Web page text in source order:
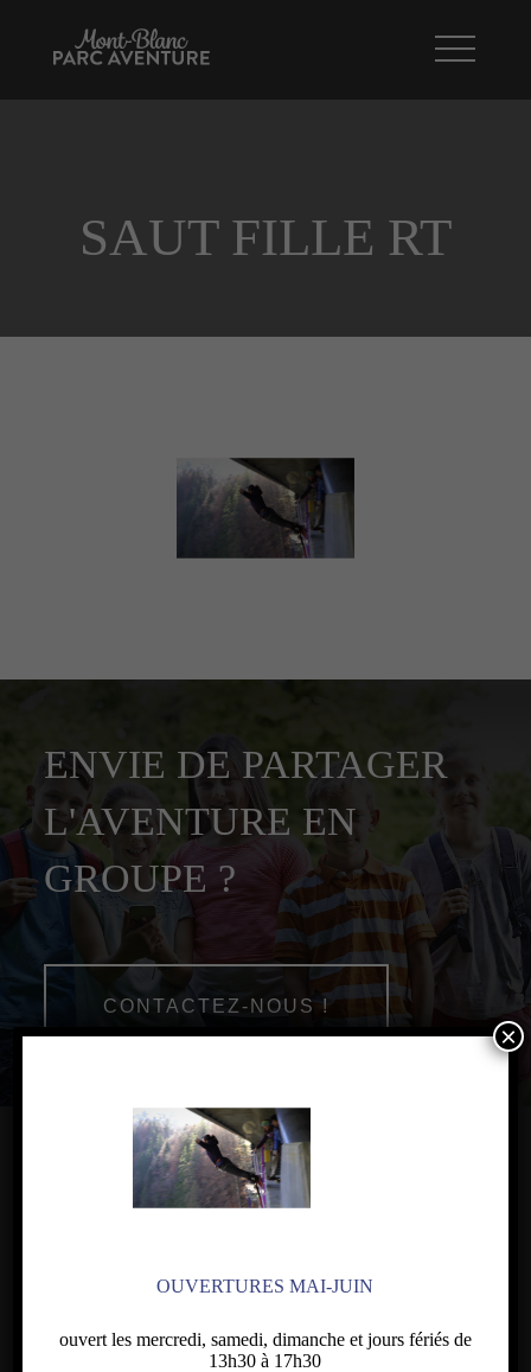
SAUT FILLE RT
ENVIE DE PARTAGER
L'AVENTURE EN
GROUPE ?
CONTACTEZ-NOUS !
PLAN DU SITE
OUVERTURES MAI-JUIN
ouvert les mercredi, samedi, dimanche et jours fériés de
13h30 à 17h30
×